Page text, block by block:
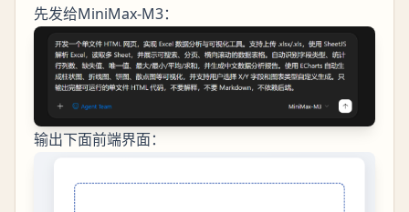
先发给MiniMax-M3：
输出下面前端界面：